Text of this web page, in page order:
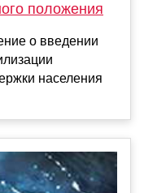
положения
о введении
населения